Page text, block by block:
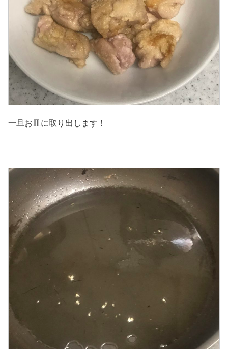
一旦お皿に取り出します！